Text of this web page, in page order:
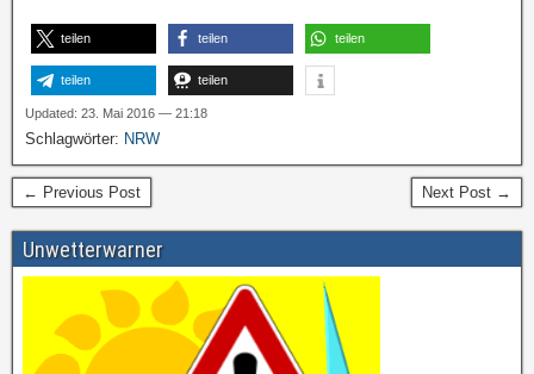
teilen teilen teilen
teilen teilen
Updated: 23. Mai 2016 — 21:18
Schlagwörter: NRW
← Previous Post Next Post →
Unwetterwarner